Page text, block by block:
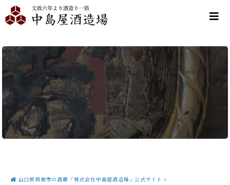
山口県周南市の酒蔵「株式会社中島屋酒造場」公式サイト >